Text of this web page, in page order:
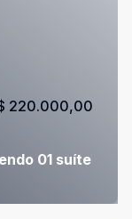
01 suíte
220.000,00